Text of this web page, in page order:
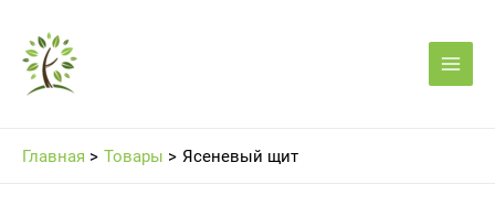
содержимому
Главная Товары Ясеневый щит